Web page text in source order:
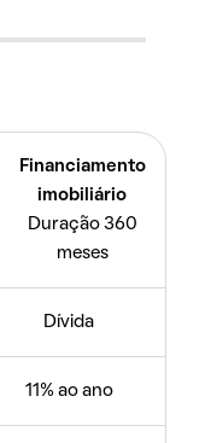
Financiamento
imobiliário
Duração 360
meses
Dívida
11% ao ano